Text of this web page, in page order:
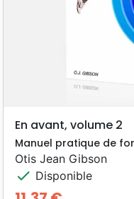
En avant, volume 2
Manuel pratique de
Otis Jean Gibson
check Disponible